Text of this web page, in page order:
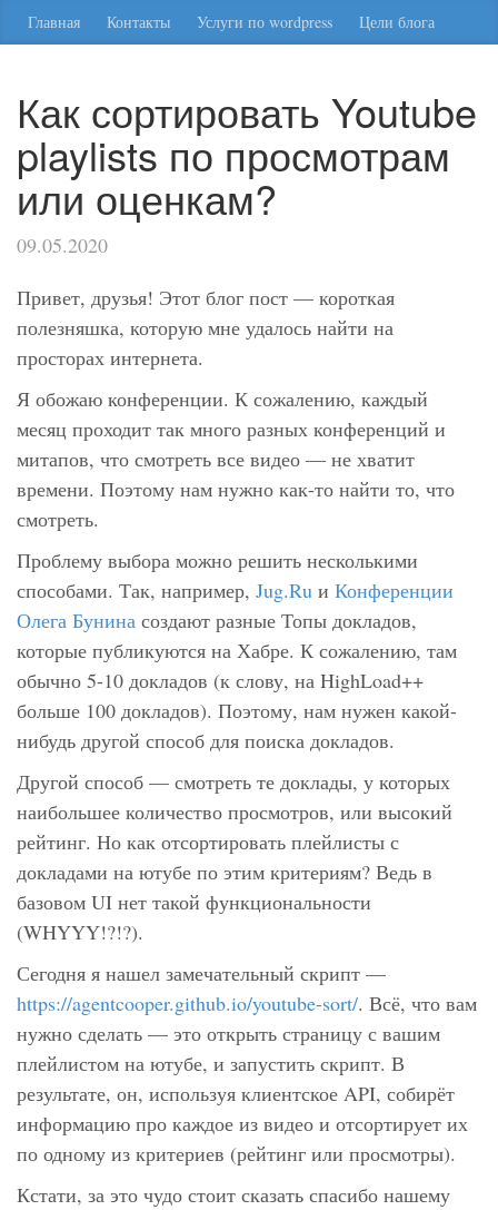
Главная Контакты Услуги по wordpress Цели блога
Как сортировать Youtube
playlists по просмотрам
или оценкам?
09.05.2020
Привет, друзья! Этот блог пост — короткая
полезняшка, которую мне удалось найти на
просторах интернета.
Я обожаю конференции. К сожалению, каждый
месяц проходит так много разных конференций и
митапов, что смотреть все видео — не хватит
времени. Поэтому нам нужно как-то найти то, что
смотреть.
Проблему выбора можно решить несколькими
способами. Так, например, Jug.Ru и Конференции
Олега Бунина создают разные Топы докладов,
которые публикуются на Хабре. К сожалению, там
обычно 5-10 докладов (к слову, на HighLoad++
больше 100 докладов). Поэтому, нам нужен какой-
нибудь другой способ для поиска докладов.
Другой способ — смотреть те доклады, у которых
наибольшее количество просмотров, или высокий
рейтинг. Но как отсортировать плейлисты с
докладами на ютубе по этим критериям? Ведь в
базовом UI нет такой функциональности
(WHYYY!?!?).
Сегодня я нашел замечательный скрипт —
https://agentcooper.github.io/youtube-sort/. Всё, что вам
нужно сделать — это открыть страницу с вашим
плейлистом на ютубе, и запустить скрипт. В
результате, он, используя клиентское API, собирёт
информацию про каждое из видео и отсортирует их
по одному из критериев (рейтинг или просмотры).
Кстати, за это чудо стоит сказать спасибо нашему